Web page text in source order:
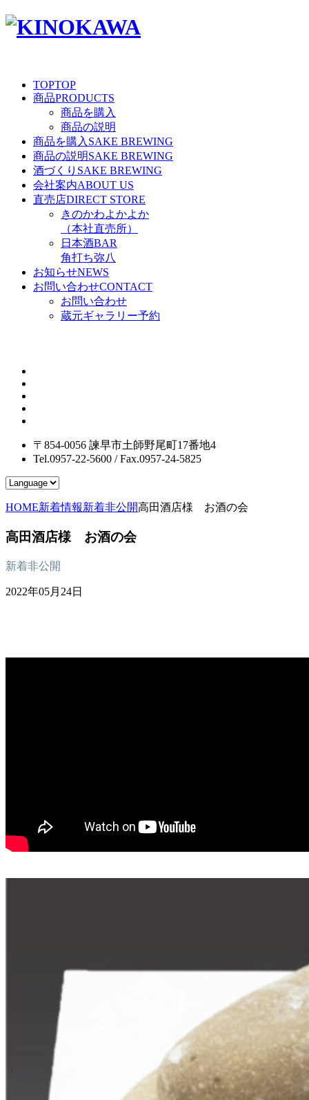
TOPTOP
商品PRODUCTS
商品を購入
商品の説明
商品を購入 SAKE BREWING
商品の説明SAKE BREWING
酒づくり SAKE BREWING
会社案内ABOUT US
直売店DIRECT STORE
きのかわよかよか
（本社直売所）
日本酒BAR
角打ち弥八
お知らせNEWS
お問い合わせCONTACT
お問い合わせ
蔵元ギャラリー予約
〒854-0056 諫早市土師野尾町17番地4
Tel.0957-22-5600 / Fax.0957-24-5825
HOME新着情報新着非公開高田酒店様 お酒の会
高田酒店様 お酒の会
新着非公開
2022年05月24日